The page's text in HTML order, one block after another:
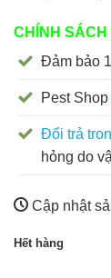
CHÍNH
Đảm bảo
Pest Shop
Đổi trả
hỏng do
Cập nhật
Hết hàng